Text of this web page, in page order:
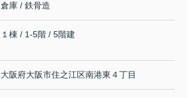
倉庫 / 鉄骨造
１棟 / 1-5階 / 5階建
大阪府大阪市住之江区南港東 ４丁目